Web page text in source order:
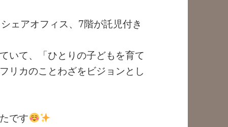
ェアオフィス、7階が託児付き
いて、「ひとりの子どもを育て
リカのことわざをビジョンとし
です